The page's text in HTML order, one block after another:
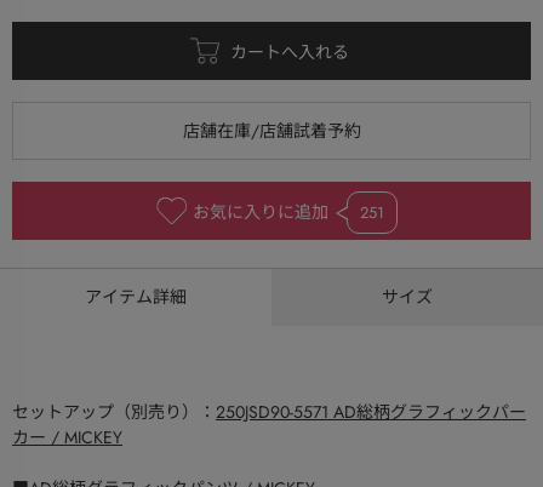
お気に入りに追加 251
アイテム詳細 サイズ
セットアップ（別売り）： 250JSD90-5571 AD総柄グラフィックパー
カー / MICKEY